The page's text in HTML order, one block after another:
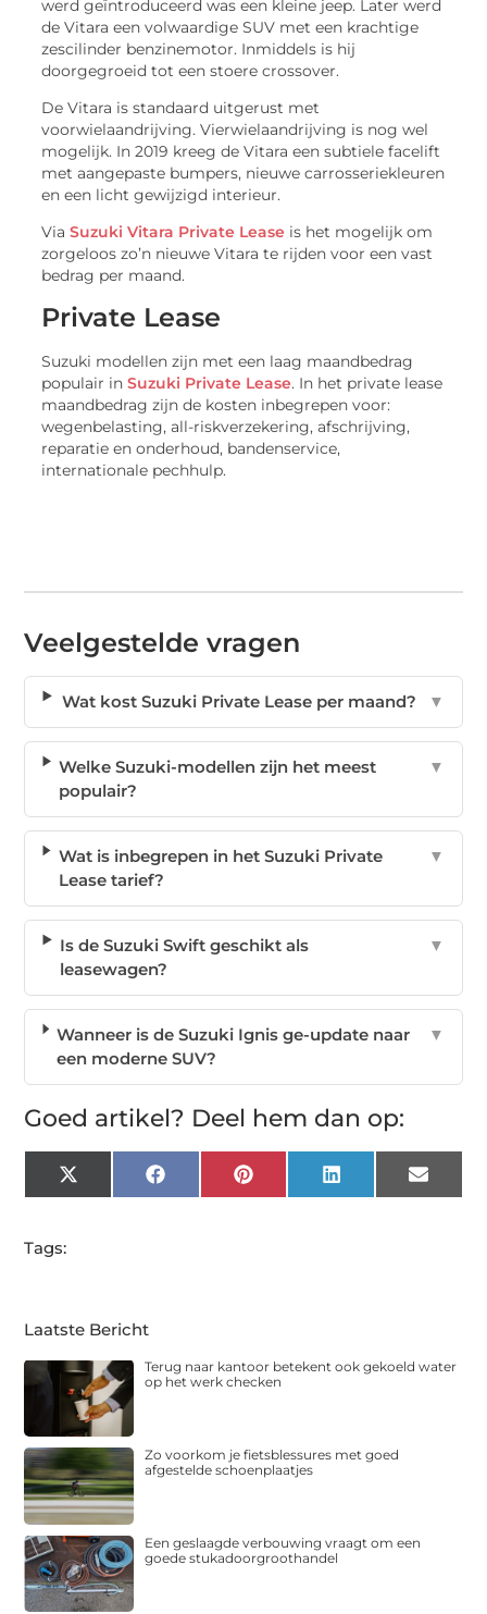
werd geïntroduceerd was een kleine jeep. Later werd
de Vitara een volwaardige SUV met een krachtige
zescilinder benzinemotor. Inmiddels is hij
doorgegroeid tot een stoere crossover.
De Vitara is standaard uitgerust met
voorwielaandrijving. Vierwielaandrijving is nog wel
mogelijk. In 2019 kreeg de Vitara een subtiele facelift
met aangepaste bumpers, nieuwe carrosseriekleuren
en een licht gewijzigd interieur.
ViaSuzuki Vitara Private Lease is het mogelijk om
zorgeloos zo’n nieuwe Vitara te rijden voor een vast
bedrag per maand.
Private Lease
Suzuki modellen zijn met een laag maandbedrag
populair inSuzuki Private Lease. In het private lease
maandbedrag zijn de kosten inbegrepen voor:
wegenbelasting, all-riskverzekering, afschrijving,
reparatie en onderhoud, bandenservice,
internationale pechhulp.
Veelgestelde vragen
Wat kost Suzuki Private Lease per maand? ▼
Welke Suzuki-modellen zijn het meest
populair?
▼
Wat is inbegrepen in het Suzuki Private
Lease tarief?
▼
Is de Suzuki Swift geschikt als
leasewagen?
▼
Wanneer is de Suzuki Ignis ge-update naar
een moderne SUV?
▼
Goed artikel? Deel hem dan op:
X
(Twitter)
FacebookPinterest LinkedIn Email
Tags:
Laatste Bericht
Terug naar kantoor betekent ook gekoeld water
op het werk checken
Zo voorkom je fietsblessures met goed
afgestelde schoenplaatjes
Een geslaagde verbouwing vraagt om een
goede stukadoorgroothandel